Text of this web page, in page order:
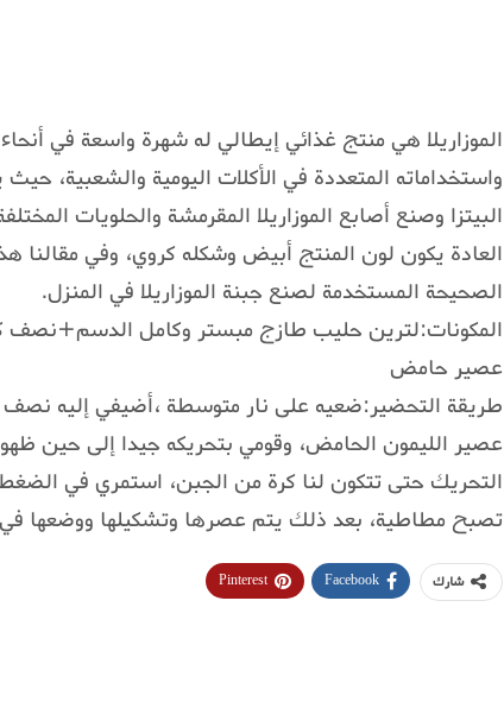
الموزاريلا هي منتج غذائي إيطالي له شهرة واسعة في
واستخداماته المتعددة في الأكلات اليومية والشعبية،
البيتزا وصنع أصابع الموزاريلا المقرمشة والحلويات
العادة يكون لون المنتج أبيض وشكله كروي، وفي مقالنا
الصحيحة المستخدمة لصنع جبنة الموزاريلا في المنزل.
المكونات:لترين حليب طازج مبستر وكامل
عصير حامض
طريقة التحضير:ضعيه على نار متوسطة ،أضيفي إليه
عصير الليمون الحامض، وقومي بتحريكه جيدا إلى حين
التحريك حتى تتكون لنا كرة من الجبن، استمري في
تصبح مطاطية، بعد ذلك يتم عصرها وتشكيلها ووضعها
شارك Facebook
Pinterest